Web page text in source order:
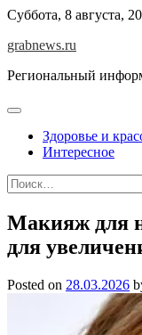
Skip
content
Суббота, 8 августа,
grabnews.ru
Региональный
Здоровье и
Интересное
Найти:
Макияж для
для
Posted on 28.03.2026